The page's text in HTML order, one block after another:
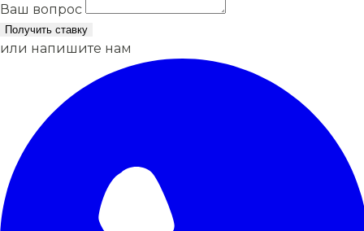
Ваш вопрос
Получить ставку
или напишите нам